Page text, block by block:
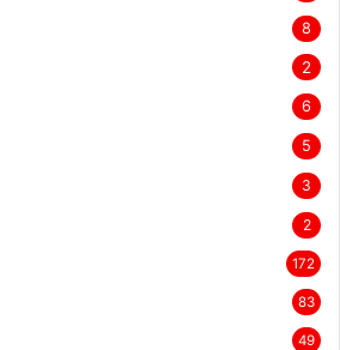
8
2
6
5
3
2
172
83
49